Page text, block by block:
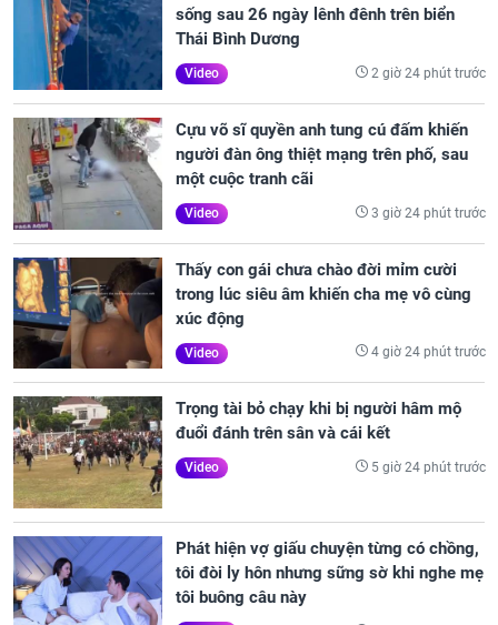
sống sau 26 ngày lênh đênh trên biển
Thái Bình Dương
Video 2 giờ 24 phút trước
Cựu võ sĩ quyền anh tung cú đấm khiến
người đàn ông thiệt mạng trên phố, sau
một cuộc tranh cãi
Video 3 giờ 24 phút trước
Thấy con gái chưa chào đời mỉm cười
trong lúc siêu âm khiến cha mẹ vô cùng
xúc động
Video 4 giờ 24 phút trước
Trọng tài bỏ chạy khi bị người hâm mộ
đuổi đánh trên sân và cái kết
Video 5 giờ 24 phút trước
Phát hiện vợ giấu chuyện từng có chồng,
tôi đòi ly hôn nhưng sững sờ khi nghe mẹ
tôi buông câu này